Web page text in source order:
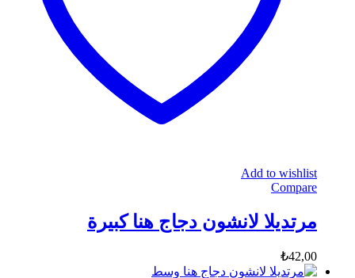
Add to wishlist
Compare
مرتديلا لانشون دجاج هنا كبيرة
₺42,00